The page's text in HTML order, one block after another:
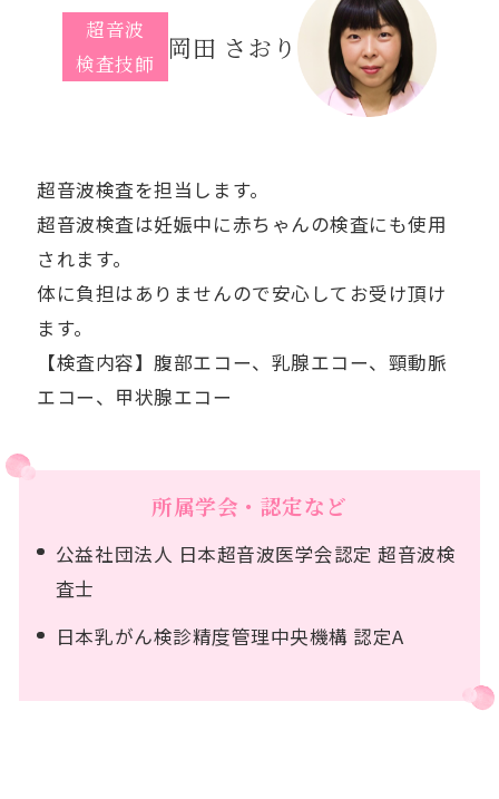
超音波
検査技師
岡田 さおり
超音波検査を担当します。
超音波検査は妊娠中に赤ちゃんの検査にも使用
されます。
体に負担はありませんので安心してお受け頂け
ます。
【検査内容】腹部エコー、乳腺エコー、頸動脈
エコー、甲状腺エコー
所属学会・認定など
公益社団法⼈ ⽇本超⾳波医学会認定 超⾳波検
査⼠
日本乳がん検診精度管理中央機構 認定A